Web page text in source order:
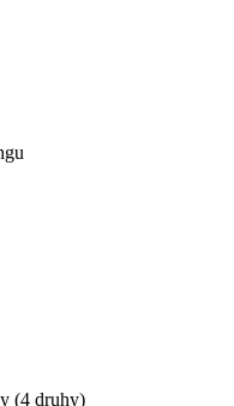
(4 druhy)